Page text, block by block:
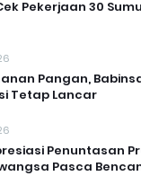
Pekerjaan 30
Pangan,
Tetap Lancar
Penuntasan
Pasca